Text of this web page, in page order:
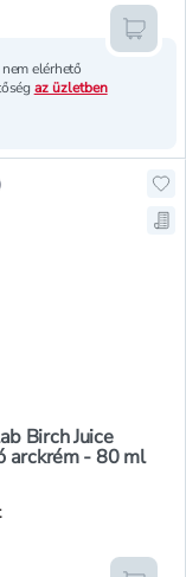
elérhető
az üzletben
kedvencekhez,
listára,
Birch Juice
arckrém - 80 ml
pontszáma: